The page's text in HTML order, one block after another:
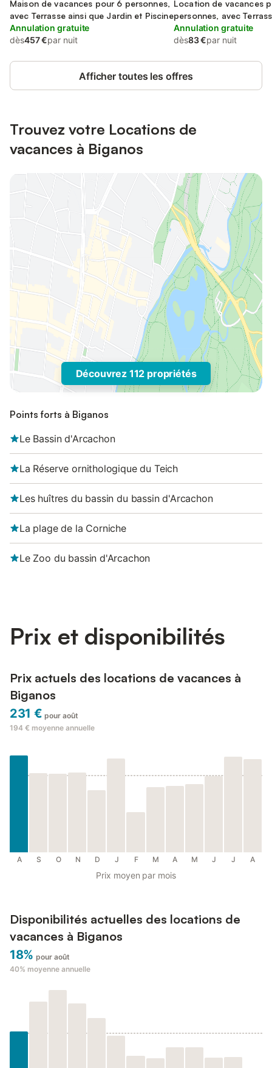
Maison de vacances pour 6 personnes,
avec Terrasse ainsi que Jardin et Piscine
Annulation gratuite
dès457 €par nuit
Location de vacances
personnes, avec
Annulation gratuite
dès83 €par nuit
Afficher toutes les offres
Trouvez votre Locations de
vacances à Biganos
Découvrez 112 propriétés
Points forts à Biganos
Le Bassin d'Arcachon
La Réserve ornithologique du Teich
Les huîtres du bassin du bassin d'Arcachon
La plage de la Corniche
Le Zoo du bassin d'Arcachon
Prix et disponibilités
Prix actuels des locations de vacances à
Biganos
231 € pour août
194 € moyenne annuelle
A S O N D J F M A M J J A
Prix moyen par mois
Disponibilités actuelles des locations de
vacances à Biganos
18% pour août
40% moyenne annuelle